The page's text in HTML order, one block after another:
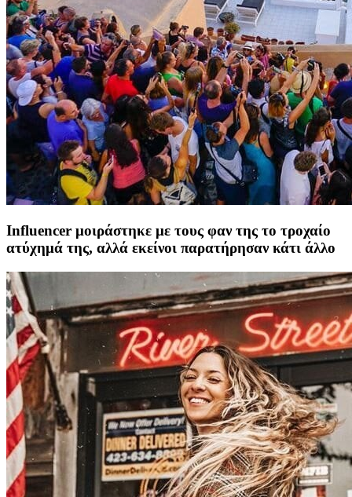
Influencer μοιράστηκε με τους φαν της το τροχαίο
ατύχημά της, αλλά εκείνοι παρατήρησαν κάτι άλλο